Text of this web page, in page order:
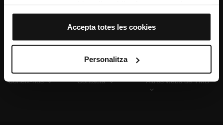
El selector que es troba a la dreta de cada tipologia de
cookies d’aquella classe.
Un cop hagis marcat les teves preferències, has de fer
clic sobre “Selecciona i configura”. Així, s’instal·laran
només les cookies de la tipologia que hagis seleccionat
personalització, perquè permeten recordar les teves
opcions de navegació (com ara l’idioma) i milloren la teva
Accepta totes les cookies
Personalitza
Coneix-nos Contacta Altres webs de TMB